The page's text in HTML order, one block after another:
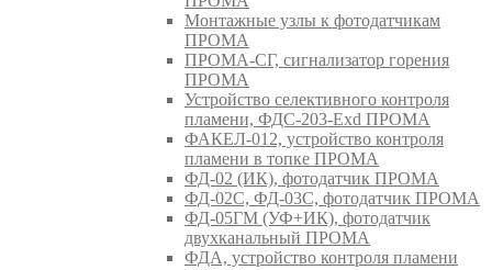
Монтажные узлы к фотодатчикам
ПРОМА
ПРОМА-СГ, сигнализатор горения
ПРОМА
Устройство селективного контроля
пламени, ФДС-203-Exd ПРОМА
ФАКЕЛ-012, устройство контроля
пламени в топке ПРОМА
ФД-02 (ИК), фотодатчик ПРОМА
ФД-02С, ФД-03С, фотодатчик ПРОМА
ФД-05ГМ (УФ+ИК), фотодатчик
двухканальный ПРОМА
ФДА, устройство контроля пламени